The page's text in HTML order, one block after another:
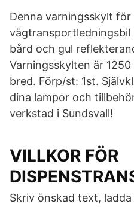
Denna varningsskylt för
bård och gul
Varningsskylten är
bred. Förp/st: 1st.
dina lampor och
verkstad i Sundsvall!
VILLKOR FÖR
Skriv önskad text,